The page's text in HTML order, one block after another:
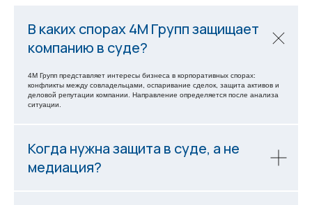
В каких спорах 4М Групп защищает
компанию в суде?
4М Групп представляет интересы бизнеса в корпоративных спорах:
конфликты между совладельцами, оспаривание сделок, защита активов и
деловой репутации компании. Направление определяется после анализа
ситуации.
Когда нужна защита в суде, а не
медиация?